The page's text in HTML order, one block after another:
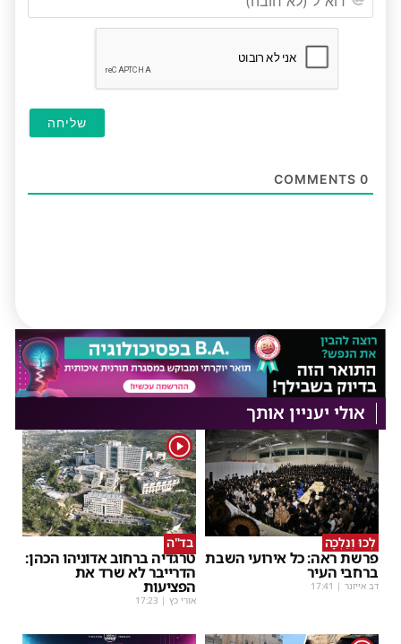
0
אולי יעניין אותך
לְכוּ וְנֵלְכָה
פרשת ראה: כל אירועי השבת
ברחבי העיר
דב אייזנר |
17:41
1
בד"ה
טרגדיה ברחוב אדוניהו הכהן:
הדרייבר לא שרד את
הפציעות
אורי כץ |
17:23